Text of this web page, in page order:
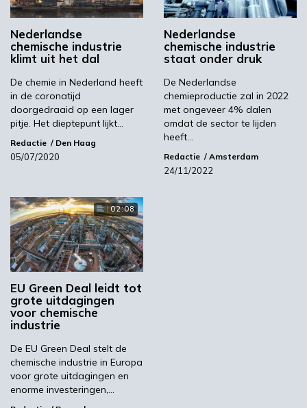
chemische industrie aankondigde van €200
miljard. In Nederland blijft het echter stil. “Het
kabinet heeft nog steeds niet besloten wat
het wil doen voor ondernemers.” Trouw vroeg
economische zaken en klimaat (EZK) naar en
kreeg een ontwijkend antwoord.
Lees het volledige artikel in Dagblad Trouw.
Beeld: PreechaB/Shutterstock
Callic en Nopalm Ingrediënts bekroond tijdens The
Meest gelezen
Nederlandse
chemische industrie
klimt uit het dal
De chemie in Nederland heeft
in de coronatijd
doorgedraaid op een lager
pitje. Het dieptepunt lijkt…
Redactie Den Haag
05/07/2020
Nederlandse
chemische industrie
staat onder druk
De Nederlandse
chemieproductie zal in 2022
met ongeveer 4% dalen
omdat de sector te lijden
heeft…
Redactie Amsterdam
24/11/2022
02:08
EU Green Deal leidt tot
grote uitdagingen
voor chemische
industrie
De EU Green Deal stelt de
chemische industrie in Europa
voor grote uitdagingen en
enorme investeringen,…